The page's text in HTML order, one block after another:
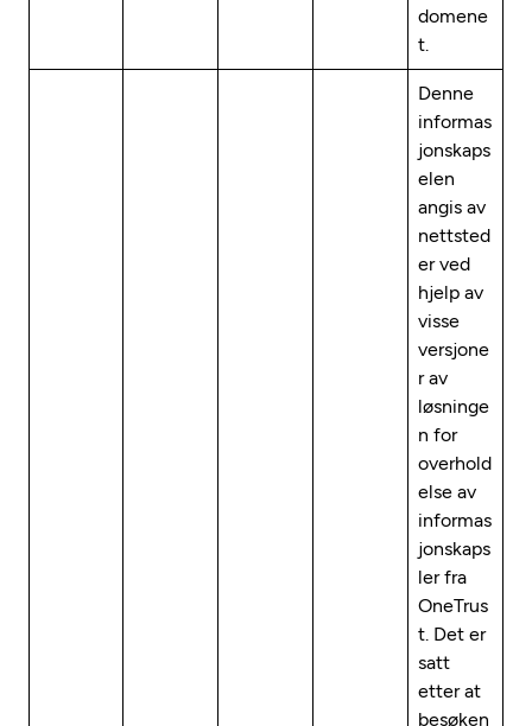
domene
t.
Denne
informas
jonskaps
elen
angis av
nettsted
er ved
hjelp av
visse
versjone
r av
løsninge
n for
overhold
else av
informas
jonskaps
ler fra
OneTrus
t. Det er
satt
etter at
besøken